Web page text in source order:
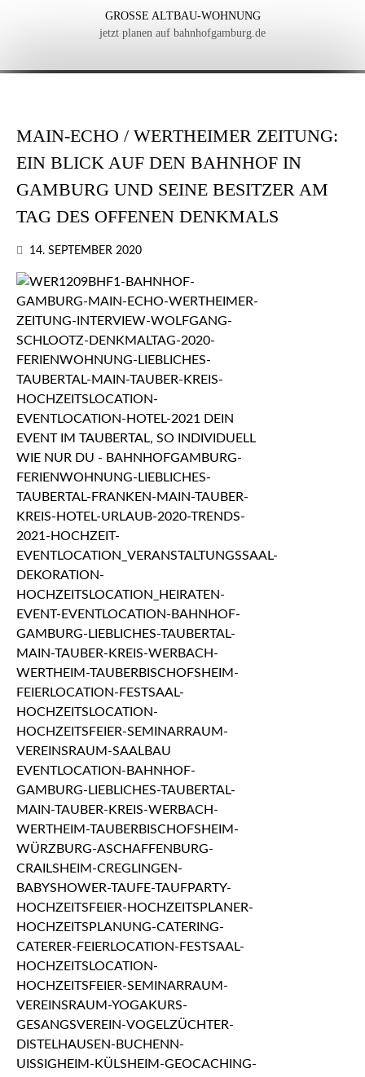
GROSSE ALTBAU-WOHNUNG
jetzt planen auf bahnhofgamburg.de
MAIN-ECHO / WERTHEIMER ZEITUNG:
EIN BLICK AUF DEN BAHNHOF IN
GAMBURG UND SEINE BESITZER AM
TAG DES OFFENEN DENKMALS
14. SEPTEMBER 2020